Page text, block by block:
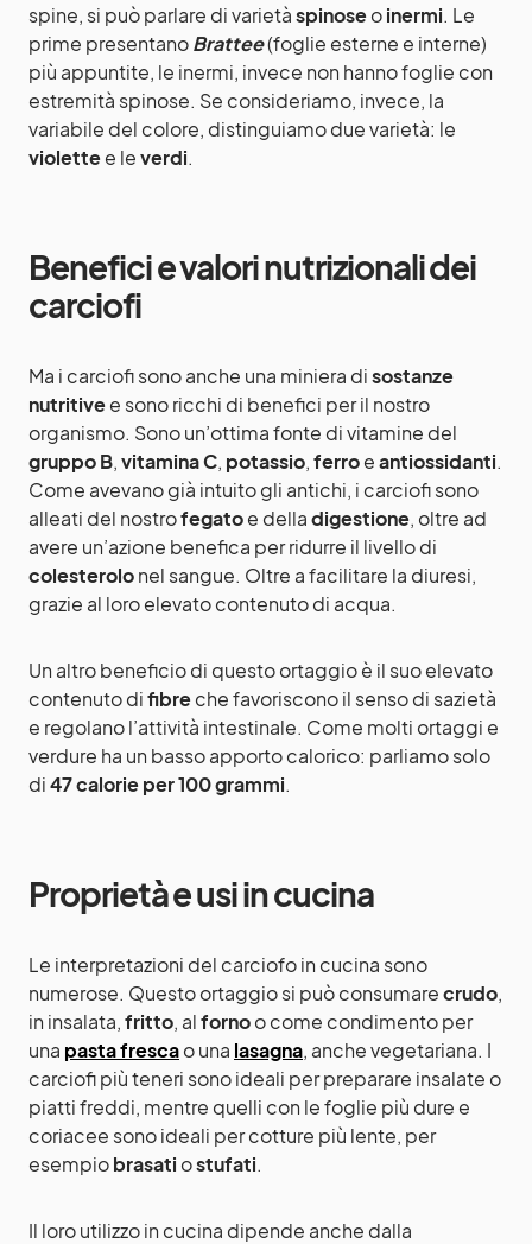
spine, si può parlare di varietàspinoseoinermi. Le
prime presentanoBrattee(foglie esterne e interne)
più appuntite, le inermi, invece non hanno foglie con
estremità spinose. Se consideriamo, invece, la
variabile del colore, distinguiamo due varietà: le
violettee leverdi.
Benefici e valori nutrizionali dei
carciofi
Ma i carciofi sono anche una miniera disostanze
nutritivee sono ricchi di benefici per il nostro
organismo. Sono un’ottima fonte di vitamine del
gruppoB,vitamina C, potassio,ferroeantiossidanti.
Come avevano già intuito gli antichi, i carciofi sono
alleati del nostrofegatoe delladigestione, oltre ad
avere un’azione benefica per ridurre il livello di
colesterolonel sangue. Oltre a facilitare la diuresi,
grazie al loro elevato contenuto di acqua.
Un altro beneficio di questo ortaggio è il suo elevato
contenuto difibreche favoriscono il senso di sazietà
e regolano l’attività intestinale. Come molti ortaggi e
verdure ha un basso apporto calorico: parliamo solo
di47 calorie per 100 grammi.
Proprietà e usi in cucina
Le interpretazioni del carciofo in cucina sono
numerose. Questo ortaggio si può consumarecrudo,
in insalata,fritto, alfornoo come condimento per
una pasta frescao una lasagna, anche vegetariana. I
carciofi più teneri sono ideali per preparare insalate o
piatti freddi, mentre quelli con le foglie più dure e
coriacee sono ideali per cotture più lente, per
esempiobrasati ostufati.
Il loro utilizzo in cucina dipende anche dalla